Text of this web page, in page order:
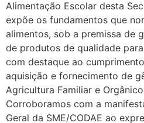
Alimentação Escolar desta
expõe os fundamentos que
alimentos, sob a premissa de
de produtos de qualidade
com destaque ao
aquisição e fornecimento de
Agricultura Familiar e
Corroboramos com a
Geral da SME/CODAE ao